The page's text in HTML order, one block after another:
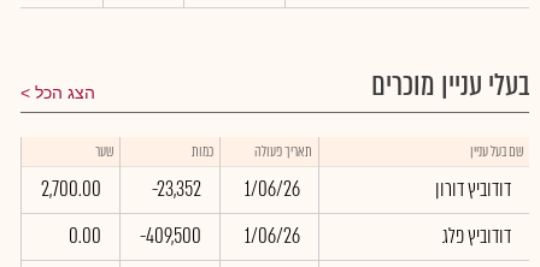
בעלי עניין מוכרים הצג הכל
שם בעל עניין תאריך פעולה כמות שער
דודוביץ דורון 1/06/26
-23,352
2,700.00
דודוביץ פלג
1/06/26
-409,500
0.00